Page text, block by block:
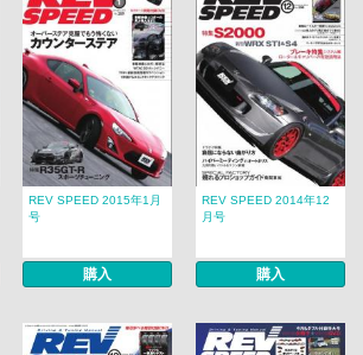
REV SPEED 2015年1月
号
購入
REV SPEED 2014年12
月号
購入